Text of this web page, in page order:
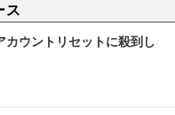
ス
ウントリセットに殺到し